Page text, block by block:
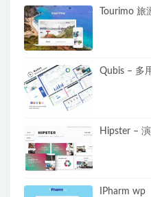
Tourimo 旅
Qubis – 多
Hipster –
IPharm wp